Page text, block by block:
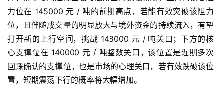
恒
指
期
货
期
货
力位在 145000 元 / 吨的前期高点，若能有效突破该阻力
位，且伴随成交量的明显放大与境外资金的持续流入，有望
打开新的上行空间，挑战 148000 元 / 吨关口；下方的核
心支撑位在 140000 元 / 吨整数关口，该位置是近期多次
回踩确认的支撑位，也是市场的心理关口，若有效跌破该位
置，短期震荡下行的概率将大幅增加。